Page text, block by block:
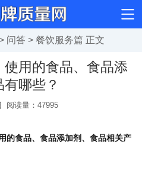
问答 > 餐饮服务篇 正文
用的食品、食品添
哪些？
阅读量： 47995
食品、食品添加剂、食品相关产